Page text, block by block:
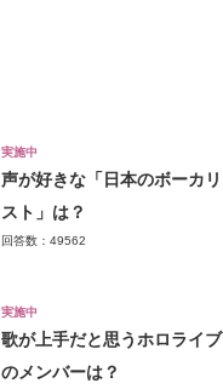
実施中
声が好きな「日本のボーカリ
スト」は？
回答数：49562
実施中
歌が上手だと思うホロライブ
のメンバーは？